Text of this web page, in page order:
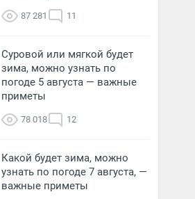
87 281 11
Суровой или мягкой будет
зима, можно узнать по
погоде 5 августа — важные
приметы
78 018 12
Какой будет зима, можно
узнать по погоде 7 августа, —
важные приметы